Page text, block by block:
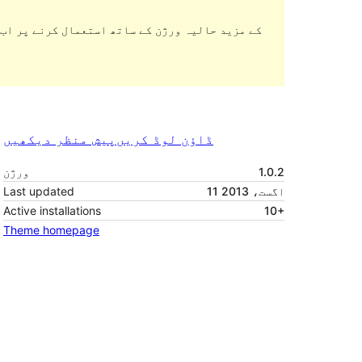
پیش منظر دیکھیں ڈاؤن لوڈ کریں
ورژن
1.0.2
Last updated
11 اگست، 2013
Active installations
10+
Theme homepage